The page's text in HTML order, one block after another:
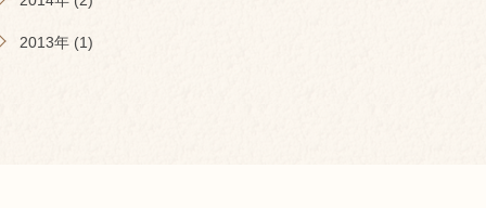
2013年 (1)